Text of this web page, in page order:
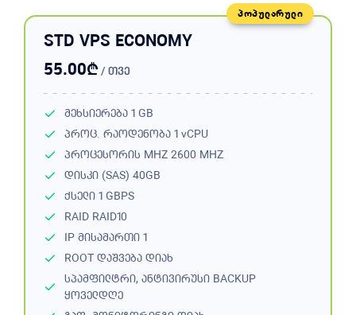
ᲞᲝᲞᲣᲚᲐᲠᲣᲚᲘ
STD VPS ECONOMY
55.00₾/ თვე
მეხსიერება 1 GB
პროც. რაოდენობა 1 vCPU
პროცესორის MHZ 2600 MHZ
დისკი (SAS) 40GB
ქსელი 1 GBPS
RAID RAID10
IP მისამართი 1
ROOT დაშვება დიახ
სპამფილტრი, ანტივირუსი BACKUP
ყოველდღე